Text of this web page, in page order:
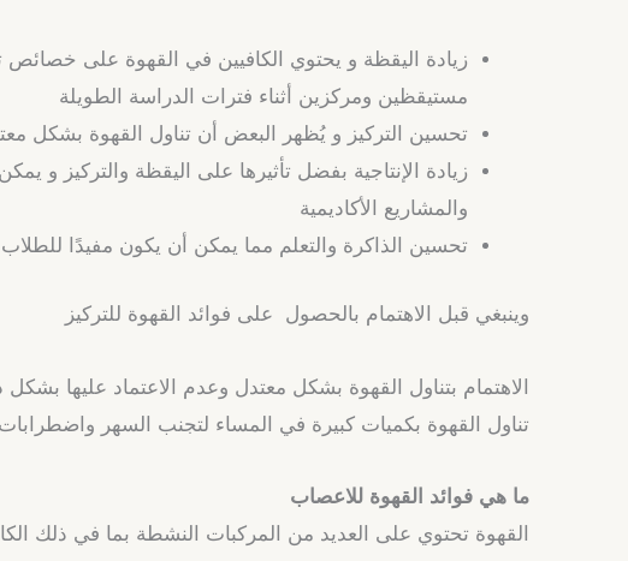
زيادة اليقظة و يحتوي الكافيين في القهوة على خصائص
مستيقظين ومركزين أثناء فترات الدراسة الطويلة
تحسين التركيز و يُظهر البعض أن تناول القهوة بشكل
زيادة الإنتاجية بفضل تأثيرها على اليقظة والتركيز و
والمشاريع الأكاديمية
تحسين الذاكرة والتعلم مما يمكن أن يكون مفيدًا
وينبغي قبل الاهتمام بالحصول على فوائد القهوة للتركيز
الاهتمام بتناول القهوة بشكل معتدل وعدم الاعتماد عليها
تناول القهوة بكميات كبيرة في المساء لتجنب السهر
ما هي فوائد القهوة للاعصاب
القهوة تحتوي على العديد من المركبات النشطة بما في ذلك